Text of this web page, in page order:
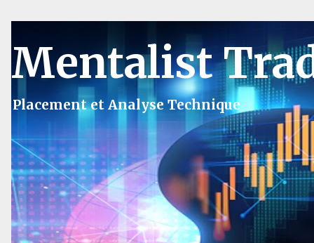
Mentalist
Placement et Analyse Technique